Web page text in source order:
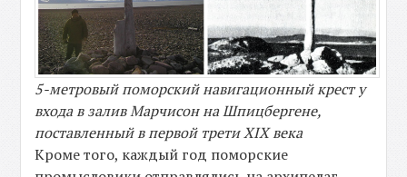
5-метровый поморский навигационный крест у
входа в залив Марчисон на Шпицбергене,
поставленный в первой трети XIX века
Кроме того, каждый год поморские